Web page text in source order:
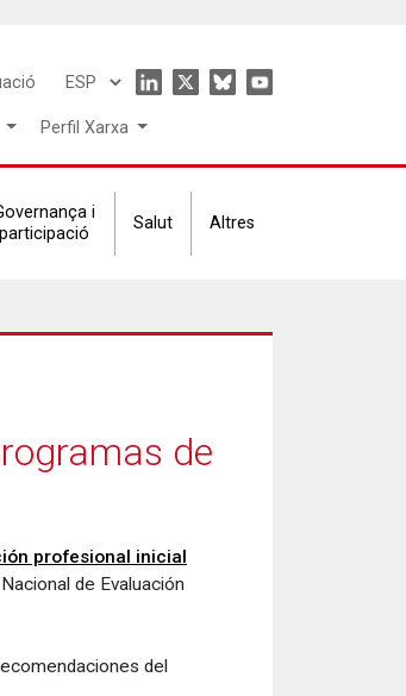
Select
language
Icon
menu
Perfil Xarxa
i
participació
Salut Altres
de
profesional inicial
de Evaluación
del